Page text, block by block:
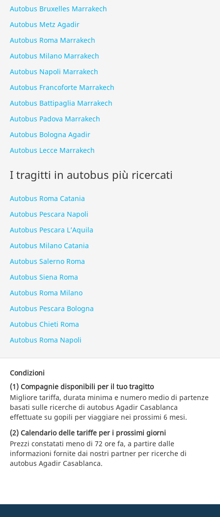
Autobus Bruxelles Marrakech
Autobus Metz Agadir
Autobus Roma Marrakech
Autobus Milano Marrakech
Autobus Napoli Marrakech
Autobus Francoforte Marrakech
Autobus Battipaglia Marrakech
Autobus Padova Marrakech
Autobus Bologna Agadir
Autobus Lecce Marrakech
I tragitti in autobus più ricercati
Autobus Roma Catania
Autobus Pescara Napoli
Autobus Pescara L’Aquila
Autobus Milano Catania
Autobus Salerno Roma
Autobus Siena Roma
Autobus Roma Milano
Autobus Pescara Bologna
Autobus Chieti Roma
Autobus Roma Napoli
Condizioni
(1) Compagnie disponibili per il tuo tragitto
Migliore tariffa, durata minima e numero medio di partenze
basati sulle ricerche di autobus Agadir Casablanca
effettuate su gopili per viaggiare nei prossimi 6 mesi.
(2) Calendario delle tariffe per i prossimi giorni
Prezzi constatati meno di 72 ore fa, a partire dalle
informazioni fornite dai nostri partner per ricerche di
autobus Agadir Casablanca.